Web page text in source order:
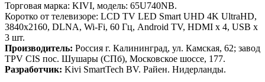
Торговая марка: KIVI, модель: 65U740NB.
Коротко от телевизоре: LCD TV LED Smart UHD 4K UltraHD,
3840x2160, DLNA, Wi-Fi, 60 Гц, Android TV, HDMI х 4, USB х
3 шт.
Производитель: Россия г. Калининград, ул. Камская, 62; завод
TPV CIS пос. Шушары (СПб), Московское шоссе, 177.
Разработчик: Kivi SmartTech BV. Райен. Нидерланды.